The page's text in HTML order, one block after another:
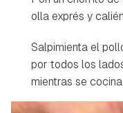
olla exprés y
Salpimienta el
por todos los
mientras se cocina.